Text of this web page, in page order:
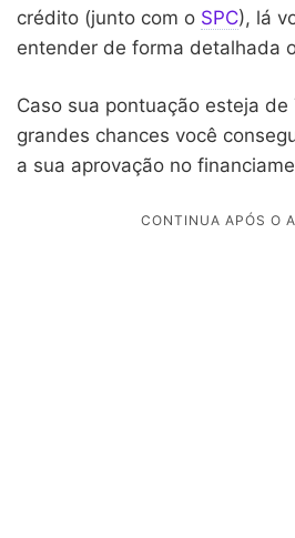
crédito (junto com o SPC), lá
entender de forma detalhada
Caso sua pontuação esteja
grandes chances você
a sua aprovação no